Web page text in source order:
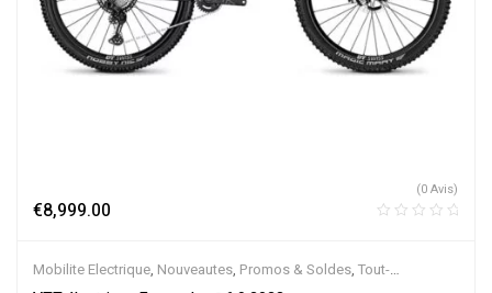
€8,999.00
(0 Avis)
Mobilite Electrique, Nouveautes, Promos & Soldes, Tout-